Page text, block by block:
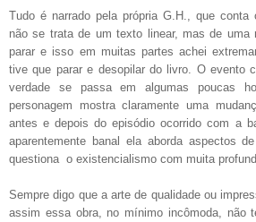
Tudo é narrado pela própria G.H., que conta
não se trata de um texto linear, mas de uma
parar e isso em muitas partes achei
tive que parar e desopilar do livro. O evento
verdade se passa em algumas poucas
personagem mostra claramente uma
antes e depois do episódio ocorrido com a
aparentemente banal ela aborda aspectos
questiona o existencialismo com muita
Sempre digo que a arte de qualidade ou
assim essa obra, no mínimo incômoda, não